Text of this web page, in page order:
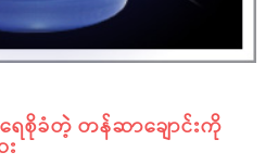
ရေစိုခံတဲ့ တန်ဆာချောင်းကို